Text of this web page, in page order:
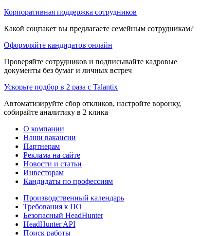
Корпоративная поддержка сотрудников
Какой соцпакет вы предлагаете семейным сотрудникам?
Оформляйте кандидатов онлайн
Проверяйте сотрудников и подписывайте кадровые
документы без бумаг и личных встреч
Ускорьте подбор в 2 раза с Talantix
Автоматизируйте сбор откликов, настройте воронку,
собирайте аналитику в 2 клика
О компании
Наши вакансии
Партнерам
Реклама на сайте
Новости и статьи
Инвесторам
Кандидаты по профессиям
Производственный календарь
Требования к ПО
Безопасный HeadHunter
HeadHunter API
Поиск работы